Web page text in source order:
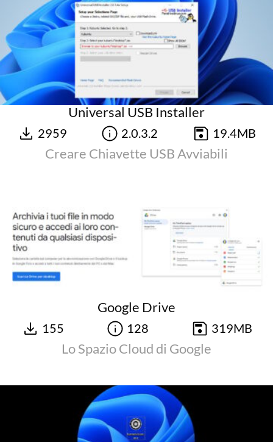
Universal USB Installer
2959 2.0.3.2 19.4MB
Creare Chiavette USB Avviabili
Google Drive
155 128 319MB
Lo Spazio Cloud di Google